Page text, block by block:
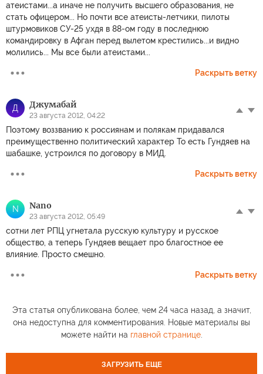
атеистами...а иначе не получить высшего образования, не
стать офицером... Но почти все атеисты-летчики, пилоты
штурмовиков СУ-25 ухдя в 88-ом году в последнюю
командировку в Афган перед вылетом крестились...и видно
молились... Мы все были атеистами...
Раскрыть ветку
Д Джумабай
23 августа 2012, 04:22
Поэтому воззванию к россиянам и полякам придавался
преимущественно политический характер То есть Гундяев на
шабашке, устроился по договору в МИД.
Раскрыть ветку
N Nano
23 августа 2012, 05:49
сотни лет РПЦ угнетала русскую культуру и русское
общество, а теперь Гундяев вещает про благостное ее
влияние. Просто смешно.
Раскрыть ветку
Эта статья опубликована более, чем 24 часа назад, а значит,
она недоступна для комментирования. Новые материалы вы
можете найти на главной странице.
ЗАГРУЗИТЬ ЕЩЕ